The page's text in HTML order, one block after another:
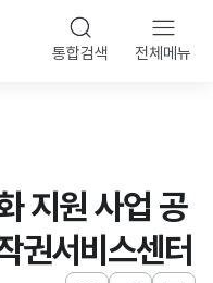
통합검색 전체메뉴
지원 사업 공
권서비스센터